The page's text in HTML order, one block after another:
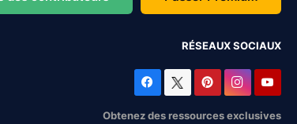
RÉSEAUX SOCIAUX
Obtenez des ressources exclusives